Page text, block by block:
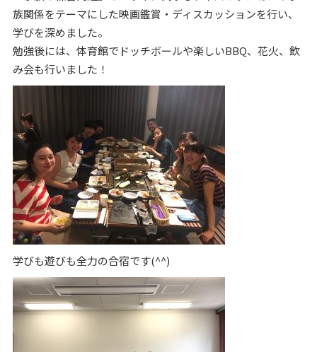
族関係をテーマにした映画鑑賞・ディスカッションを行い、
学びを深めました。
勉強後には、体育館でドッチボールや楽しいBBQ、花火、飲
み会も行いました！
学びも遊びも全力の合宿です(^^)